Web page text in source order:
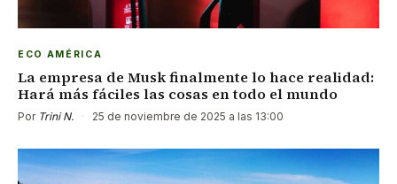
ECO AMÉRICA
La empresa de Musk finalmente lo hace realidad:
Hará más fáciles las cosas en todo el mundo
Por Trini N. · 25 de noviembre de 2025 a las 13:00